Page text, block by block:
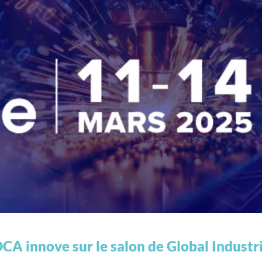
innove sur le salon de Global